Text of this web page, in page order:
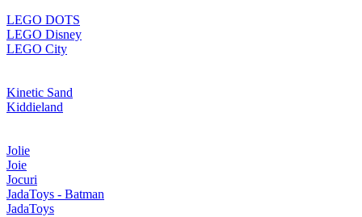
LEGO DOTS
LEGO Disney
LEGO City
Kinetic Sand
Kiddieland
Jolie
Joie
Jocuri
JadaToys - Batman
JadaToys